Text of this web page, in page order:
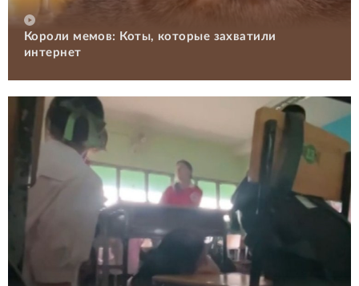
Короли мемов: Коты, которые захватили
интернет